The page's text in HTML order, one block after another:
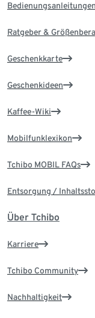
Bedienungsanleitungen
Ratgeber &
Geschenkkarte
Geschenkideen
Kaffee-Wiki
Mobilfunklexikon
Tchibo MOBIL FAQs
Entsorgung /
Über Tchibo
Karriere
Tchibo Community
Nachhaltigkeit